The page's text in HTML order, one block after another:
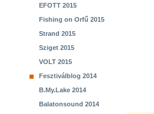
EFOTT 2015
Fishing on Orfű 2015
Strand 2015
Sziget 2015
VOLT 2015
Fesztiválblog 2014
B.My.Lake 2014
Balatonsound 2014